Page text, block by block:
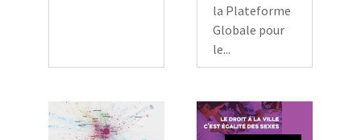
la Plateforme
Globale pour
le...